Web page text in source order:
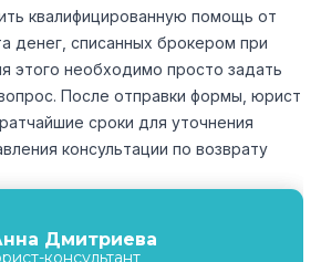
квалифицированную помощь от
денег, списанных брокером при
этого необходимо просто задать
После отправки формы, юрист
сроки для уточнения
консультации по возврату